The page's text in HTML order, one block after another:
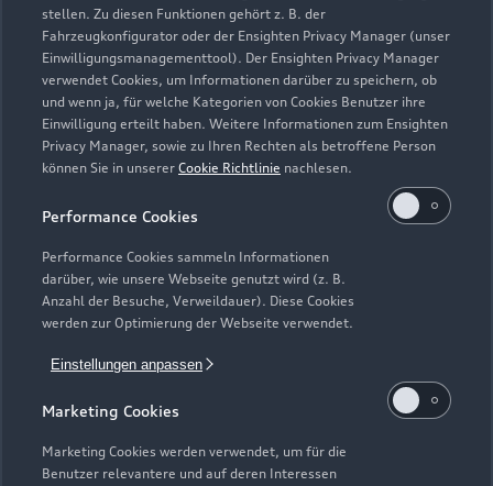
stellen. Zu diesen Funktionen gehört z. B. der
Fahrzeugkonfigurator oder der Ensighten Privacy Manager (unser
Einwilligungsmanagementtool). Der Ensighten Privacy Manager
verwendet Cookies, um Informationen darüber zu speichern, ob
und wenn ja, für welche Kategorien von Cookies Benutzer ihre
Einwilligung erteilt haben. Weitere Informationen zum Ensighten
Privacy Manager, sowie zu Ihren Rechten als betroffene Person
können Sie in unserer Cookie Richtlinie nachlesen.
Performance Cookies
Performance Cookies sammeln Informationen
darüber, wie unsere Webseite genutzt wird (z. B.
Anzahl der Besuche, Verweildauer). Diese Cookies
werden zur Optimierung der Webseite verwendet.
Einstellungen anpassen
Marketing Cookies
Marketing Cookies werden verwendet, um für die
Benutzer relevantere und auf deren Interessen
Service
Geschlossen,öffnet amDienstag 07:30
Teile- & Zubehörverkauf
Geschlossen,öffnet amDienstag 07:30
Bitte beachten Sie, dass außerhalb der gesetzlichen
Öffnungszeiten keine Beratung, kein Verkauf, keine